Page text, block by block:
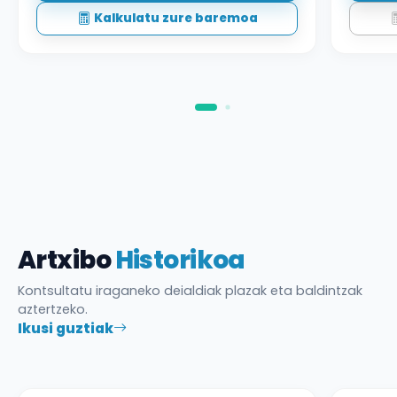
Kalkulatu zure baremoa
ArtxiboHistorikoa
Kontsultatu iraganeko deialdiak plazak eta baldintzak
aztertzeko.
Ikusi guztiak